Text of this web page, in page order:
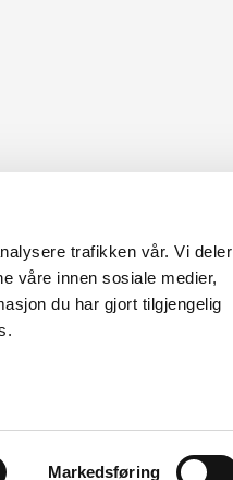
trafikken vår. Vi deler
våre innen sosiale medier,
du har gjort tilgjengelig
Markedsføring